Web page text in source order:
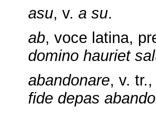
asu, v. a su.
ab, voce latina,
domino hauriet
abandonare, v.
fide depas